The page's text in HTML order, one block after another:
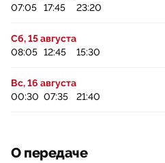
07:05
17:45 23:20
Сб, 15 августа
08:05 12:45 15:30
Вс, 16 августа
00:30 07:35 21:40
О передаче